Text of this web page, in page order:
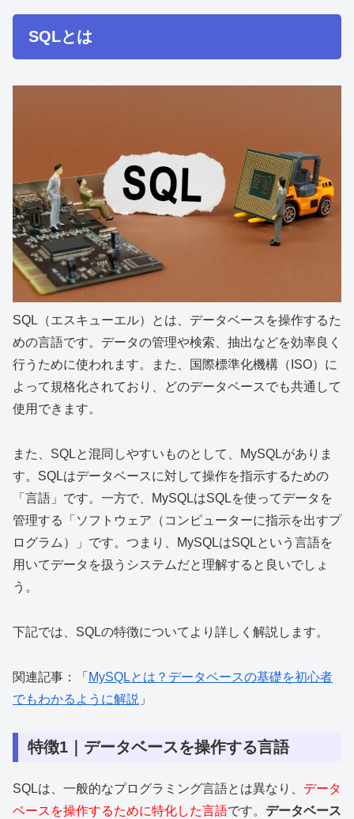
SQLとは
SQL（エスキューエル）とは、データベースを操作するた
めの言語です。データの管理や検索、抽出などを効率良く
行うために使われます。また、国際標準化機構（ISO）に
よって規格化されており、どのデータベースでも共通して
使用できます。
また、SQLと混同しやすいものとして、MySQLがありま
す。SQLはデータベースに対して操作を指示するための
「言語」です。一方で、MySQLはSQLを使ってデータを
管理する「ソフトウェア（コンピューターに指示を出すプ
ログラム）」です。つまり、MySQLはSQLという言語を
用いてデータを扱うシステムだと理解すると良いでしょ
う。
下記では、SQLの特徴についてより詳しく解説します。
関連記事：「 MySQLとは？データベースの基礎を初心者
でもわかるように解説 」
特徴1｜データベースを操作する言語
SQLは、一般的なプログラミング言語とは異なり、 データ
ベースを操作するために特化した言語です。 データベース